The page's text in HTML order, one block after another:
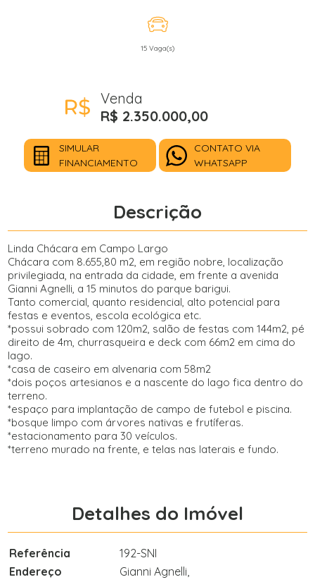
15 Vaga(s)
Venda
R$ 2.350.000,00
SIMULAR
FINANCIAMENTO
CONTATO VIA
WHATSAPP
Descrição
Linda Chácara em Campo Largo
Chácara com 8.655,80 m2, em região nobre, localização
privilegiada, na entrada da cidade, em frente a avenida
Gianni Agnelli, a 15 minutos do parque barigui.
Tanto comercial, quanto residencial, alto potencial para
festas e eventos, escola ecológica etc.
*possui sobrado com 120m2, salão de festas com 144m2, pé
direito de 4m, churrasqueira e deck com 66m2 em cima do
lago.
*casa de caseiro em alvenaria com 58m2
*dois poços artesianos e a nascente do lago fica dentro do
terreno.
*espaço para implantação de campo de futebol e piscina.
*bosque limpo com árvores nativas e frutíferas.
*estacionamento para 30 veículos.
*terreno murado na frente, e telas nas laterais e fundo.
Detalhes do Imóvel
Referência
192-SNI
Endereço
Gianni Agnelli,